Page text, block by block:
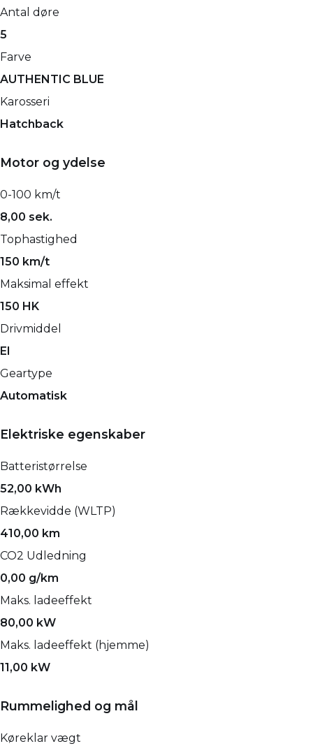
Antal døre
5
Farve
AUTHENTIC BLUE
Karosseri
Hatchback
Motor og ydelse
0-100 km/t
8,00 sek.
Tophastighed
150 km/t
Maksimal effekt
150 HK
Drivmiddel
El
Geartype
Automatisk
Elektriske egenskaber
Batteristørrelse
52,00 kWh
Rækkevidde (WLTP)
410,00 km
CO2 Udledning
0,00 g/km
Maks. ladeeffekt
80,00 kW
Maks. ladeeffekt (hjemme)
11,00 kW
Rummelighed og mål
Køreklar vægt